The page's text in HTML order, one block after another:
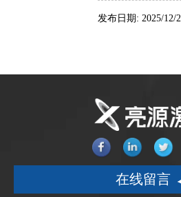
发布日期: 2025/12/
在线留言